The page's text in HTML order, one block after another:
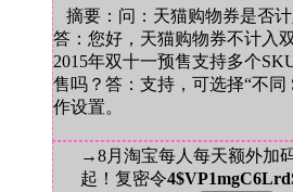
摘要：问：天猫购物券是否
答：您好，天猫购物券不计入
2015年双十一预售支持多个
售吗？答：支持，可选择“不同
作设置。
→8月淘宝每人每天额外加
起！复密令